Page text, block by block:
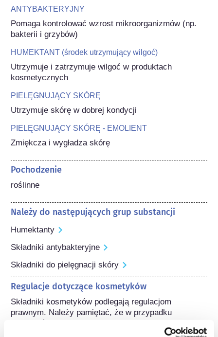
ANTYBAKTERYJNY
Pomaga kontrolować wzrost mikroorganizmów (np.
bakterii i grzybów)
HUMEKTANT (środek utrzymujący wilgoć)
Utrzymuje i zatrzymuje wilgoć w produktach
kosmetycznych
PIELĘGNUJĄCY SKÓRĘ
Utrzymuje skórę w dobrej kondycji
PIELĘGNUJĄCY SKÓRĘ - EMOLIENT
Zmiękcza i wygładza skórę
Pochodzenie
roślinne
Należy do następujących grup substancji
Humektanty
Składniki antybakteryjne
Składniki do pielęgnacji skóry
Regulacje dotyczące kosmetyków
Składniki kosmetyków podlegają regulacjom
prawnym. Należy pamiętać, że w przypadku
składników kosmetycznych, poza UE mogą